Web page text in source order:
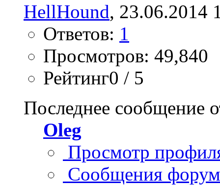
HellHound, 23.06.2014
Ответов: 1
Просмотров: 49,840
Рейтинг0 / 5
Последнее сообщение
Oleg
Просмотр
Сообщения